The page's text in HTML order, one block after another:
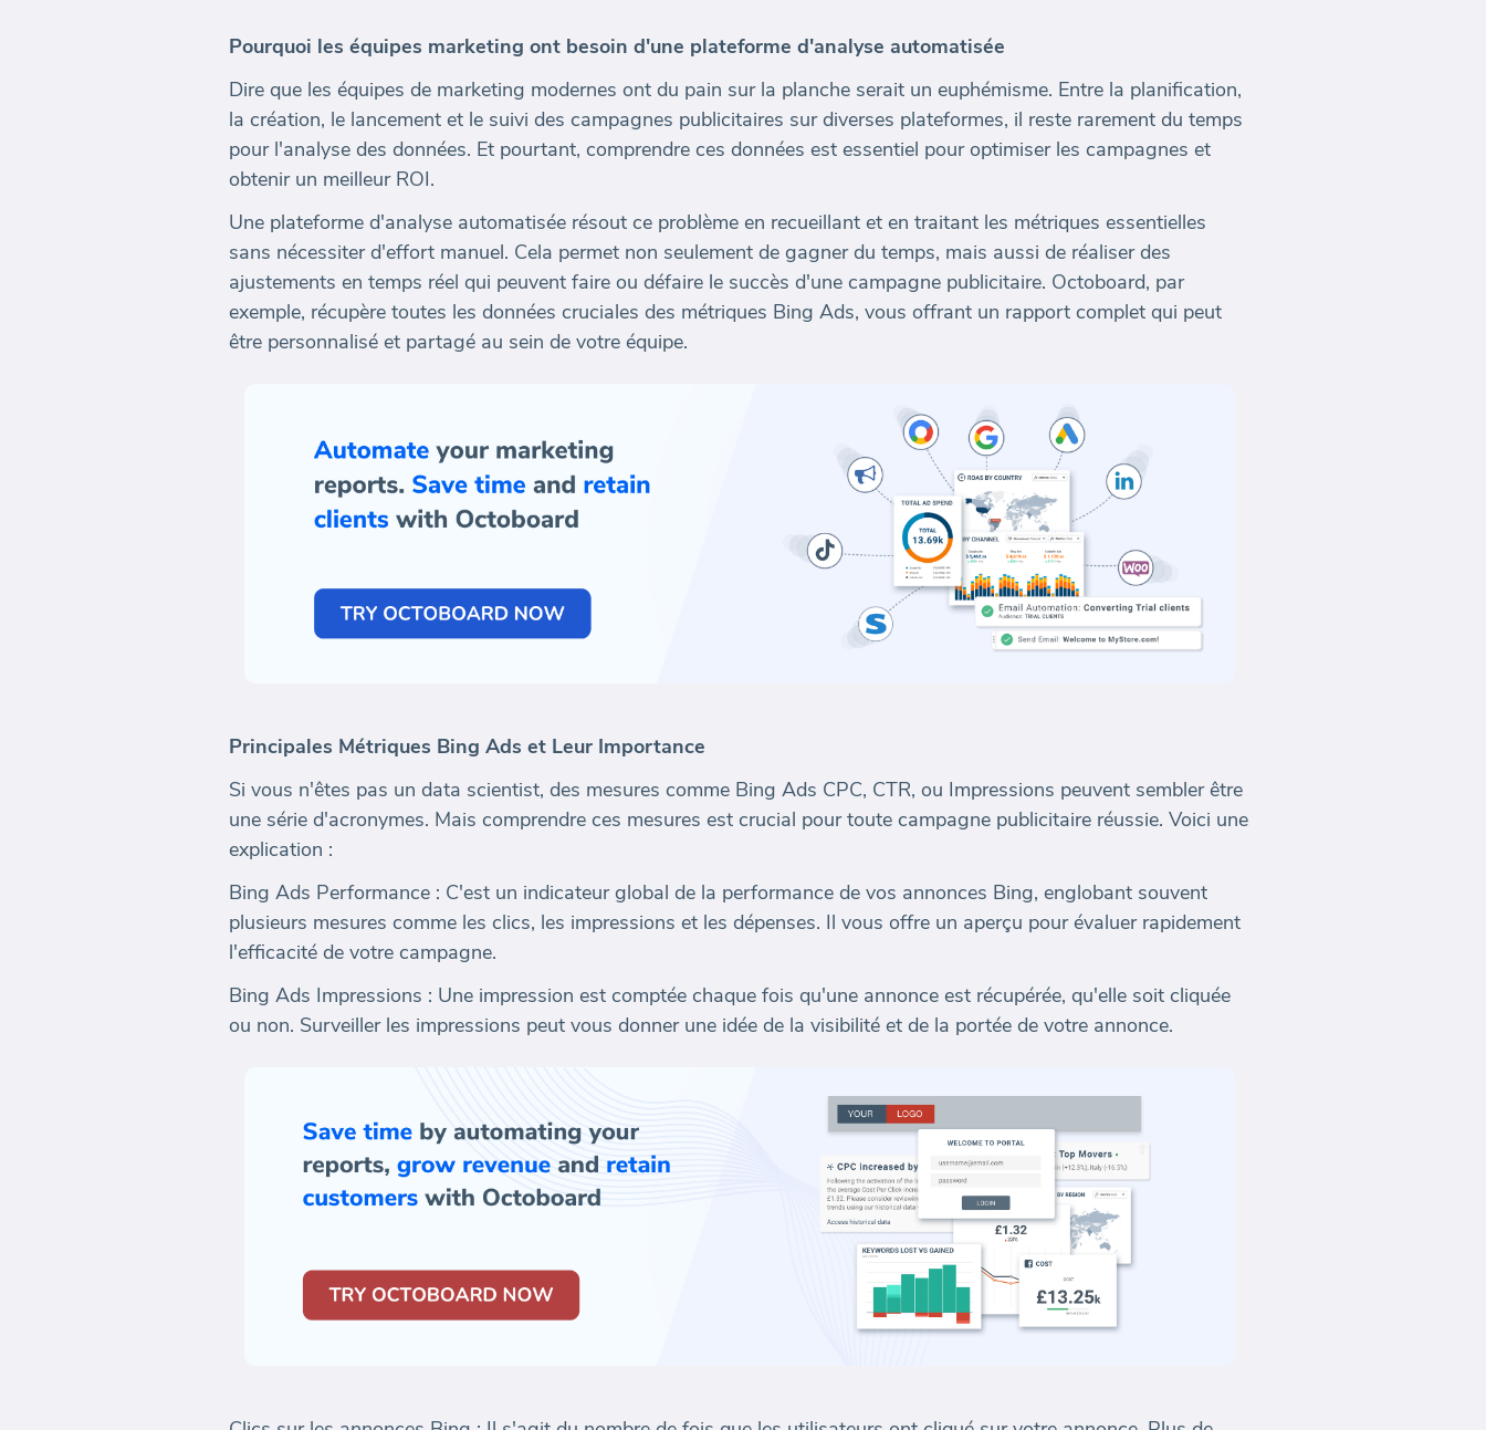
Pourquoi les équipes marketing ont besoin d'une plateforme d'analyse automatisée
Dire que les équipes de marketing modernes ont du pain sur la planche serait un euphémisme. Entre la planification,
la création, le lancement et le suivi des campagnes publicitaires sur diverses plateformes, il reste rarement du temps
pour l'analyse des données. Et pourtant, comprendre ces données est essentiel pour optimiser les campagnes et
obtenir un meilleur ROI.
Une plateforme d'analyse automatisée résout ce problème en recueillant et en traitant les métriques essentielles
sans nécessiter d'effort manuel. Cela permet non seulement de gagner du temps, mais aussi de réaliser des
ajustements en temps réel qui peuvent faire ou défaire le succès d'une campagne publicitaire. Octoboard, par
exemple, récupère toutes les données cruciales des métriques Bing Ads, vous offrant un rapport complet qui peut
être personnalisé et partagé au sein de votre équipe.
Principales Métriques Bing Ads et Leur Importance
Si vous n'êtes pas un data scientist, des mesures comme Bing Ads CPC, CTR, ou Impressions peuvent sembler être
une série d'acronymes. Mais comprendre ces mesures est crucial pour toute campagne publicitaire réussie. Voici une
explication :
Bing Ads Performance : C'est un indicateur global de la performance de vos annonces Bing, englobant souvent
plusieurs mesures comme les clics, les impressions et les dépenses. Il vous offre un aperçu pour évaluer rapidement
l'efficacité de votre campagne.
Bing Ads Impressions : Une impression est comptée chaque fois qu'une annonce est récupérée, qu'elle soit cliquée
ou non. Surveiller les impressions peut vous donner une idée de la visibilité et de la portée de votre annonce.